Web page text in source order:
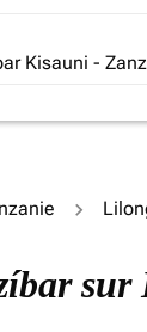
sur